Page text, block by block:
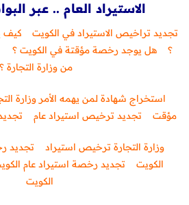
الاستيراد العام .. عبر
تجديد تراخيص الاستيراد في الكويت
كيف
؟
هل يوجد رخصة مؤقتة في الكويت ؟
من وزارة التجارة ؟
استخراج شهادة لمن يهمه الأمر وزارة
مؤقت
تجديد ترخيص استيراد عام
وزارة التجارة ترخيص استيراد
تجديد
الكويت
تجديد رخصة استيراد عام
الكويت